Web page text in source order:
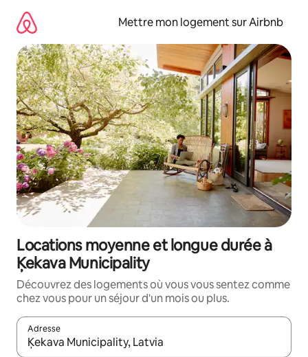
directement
contenu
Mettre mon logement sur Airbnb
Locations moyenne et longue durée à
Ķekava Municipality
Découvrez des logements où vous vous sentez comme
chez vous pour un séjour d'un mois ou plus.
Adresse
Lorsque les résultats s'affichent, utilisez les flèches vers le